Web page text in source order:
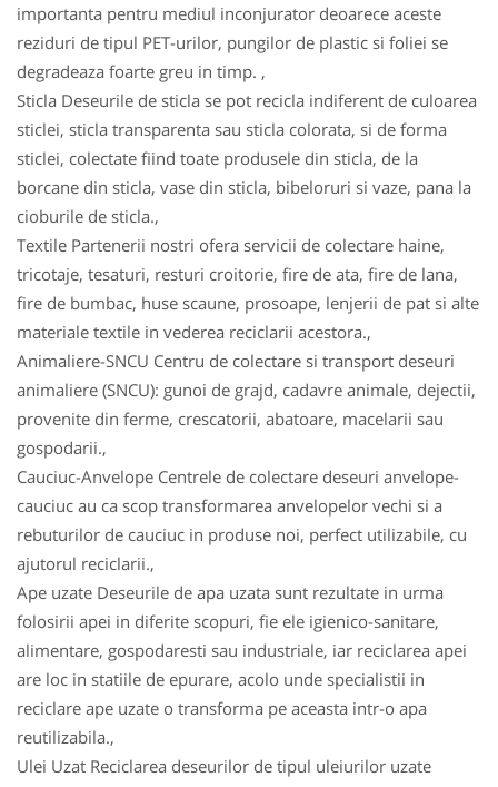
importanta pentru mediul inconjurator deoarece aceste
reziduri de tipul PET-urilor, pungilor de plastic si foliei se
degradeaza foarte greu in timp. ,
Sticla Deseurile de sticla se pot recicla indiferent de culoarea
sticlei, sticla transparenta sau sticla colorata, si de forma
sticlei, colectate fiind toate produsele din sticla, de la
borcane din sticla, vase din sticla, bibeloruri si vaze, pana la
cioburile de sticla.,
Textile Partenerii nostri ofera servicii de colectare haine,
tricotaje, tesaturi, resturi croitorie, fire de ata, fire de lana,
fire de bumbac, huse scaune, prosoape, lenjerii de pat si alte
materiale textile in vederea reciclarii acestora.,
Animaliere-SNCU Centru de colectare si transport deseuri
animaliere (SNCU): gunoi de grajd, cadavre animale, dejectii,
provenite din ferme, crescatorii, abatoare, macelarii sau
gospodarii.,
Cauciuc-Anvelope Centrele de colectare deseuri anvelope-
cauciuc au ca scop transformarea anvelopelor vechi si a
rebuturilor de cauciuc in produse noi, perfect utilizabile, cu
ajutorul reciclarii.,
Ape uzate Deseurile de apa uzata sunt rezultate in urma
folosirii apei in diferite scopuri, fie ele igienico-sanitare,
alimentare, gospodaresti sau industriale, iar reciclarea apei
are loc in statiile de epurare, acolo unde specialistii in
reciclare ape uzate o transforma pe aceasta intr-o apa
reutilizabila.,
Ulei Uzat Reciclarea deseurilor de tipul uleiurilor uzate